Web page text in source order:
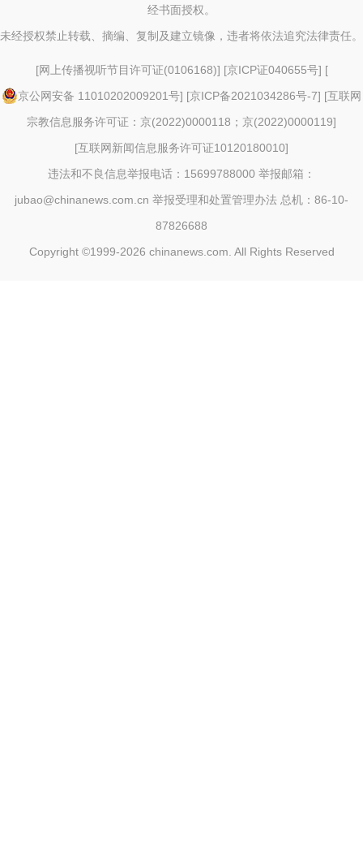
经书面授权。
未经授权禁止转载、摘编、复制及建立镜像，违者将依法追究法律责任。
[网上传播视听节目许可证(0106168)] [京ICP证040655号] [
京公网安备 11010202009201号] [京ICP备2021034286号-7] [互联网
宗教信息服务许可证：京(2022)0000118；京(2022)0000119]
[互联网新闻信息服务许可证10120180010]
违法和不良信息举报电话：15699788000 举报邮箱：
jubao@chinanews.com.cn 举报受理和处置管理办法 总机：86-10-
87826688
Copyright ©1999-2026 chinanews.com. All Rights Reserved